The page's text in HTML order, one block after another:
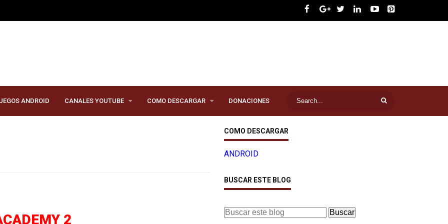
ANDROID CANALES YOUTUBE COMO DESCARGAR DONACIONES
2
COMO DESCARGAR
ANDROID
BUSCAR ESTE BLOG